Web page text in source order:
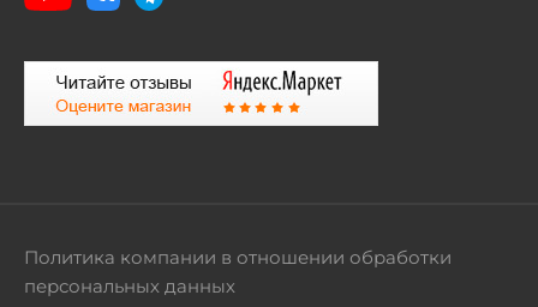
Политика компании в отношении обработки
персональных данных